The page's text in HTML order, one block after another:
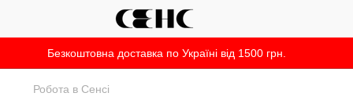
Безкоштовна доставка по Україні від 1500 грн.
Робота в Сенсі